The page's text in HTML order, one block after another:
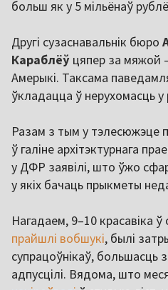
больш як у 5 мільёнаў
Другі сузаснавальнік бюро
Караблёў цяпер за мяжой
Амерыкі. Таксама
ўкладацца ў нерухомасць у
Разам з тым у тэлесюжэце
ў галіне архітэктурнага
у ДФР заявілі, што ўжо
у якіх бачаць прыкметы
Нагадаем, 9–10 красавіка
прайшлі вобшукі, былі
супрацоўнікаў, большасць
адпусцілі. Вядома, што